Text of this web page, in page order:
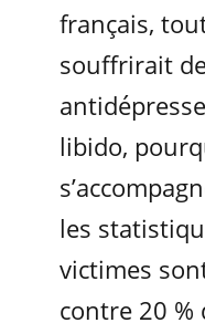
français,
souffrirait
libido,
les
victimes
contre 20 %